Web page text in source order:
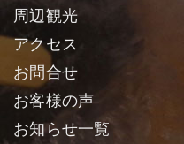
周辺観光
アクセス
お問合せ
お客様の声
お知らせ一覧